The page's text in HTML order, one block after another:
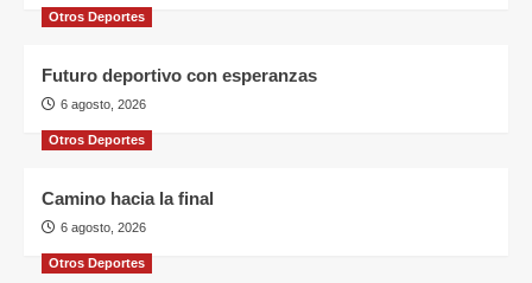
Otros Deportes
Futuro deportivo con esperanzas
6 agosto, 2026
Otros Deportes
Camino hacia la final
6 agosto, 2026
Otros Deportes